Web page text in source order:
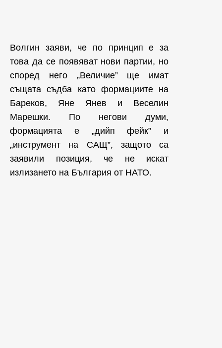
Волгин заяви, че по принцип е за
това да се появяват нови партии, но
според него „Величие” ще имат
същата съдба като формациите на
Бареков, Яне Янев и Веселин
Марешки. По негови думи,
формацията е „дийп фейк” и
„инструмент на САЩ”, защото са
заявили позиция, че не искат
излизането на България от НАТО.